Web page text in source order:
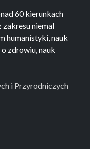
60 kierunkach
zakresu niemal
humanistyki, nauk
o zdrowiu, nauk
i Przyrodniczych